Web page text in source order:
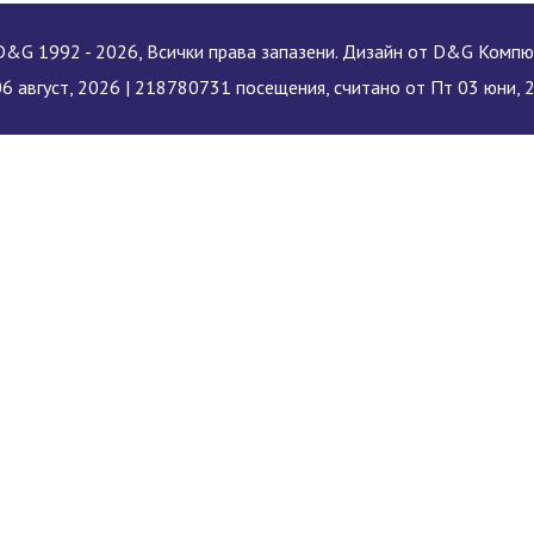
1992 - 2026, Всички права запазени. Дизайн от D&G
август, 2026 | 218780731 посещения, считано от Пт 03 юни,